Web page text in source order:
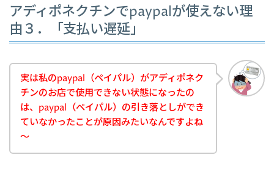
アディポネクチンでpaypalが使えない理
由３．「支払い遅延」
実は私のpaypal（ペイパル）がアディポネク
チンのお店で使用できない状態になったの
は、paypal（ペイパル）の引き落としができ
ていなかったことが原因みたいなんですよね
～